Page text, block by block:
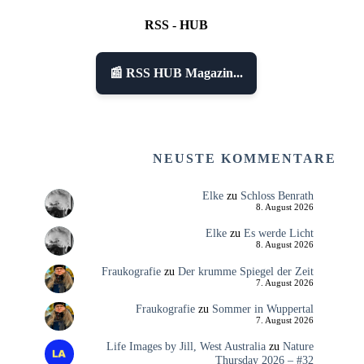
RSS - HUB
📰 RSS HUB Magazin...
NEUSTE KOMMENTARE
Elkezu Schloss Benrath
8. August 2026
Elkezu Es werde Licht
8. August 2026
Fraukografiezu Der krumme Spiegel der Zeit
7. August 2026
Fraukografiezu Sommer in Wuppertal
7. August 2026
Life Images by Jill, West Australiazu Nature
Thursday 2026 – #32